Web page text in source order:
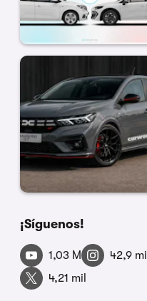
¡Síguenos!
1,03 M 42,9 mil
4,21 mil